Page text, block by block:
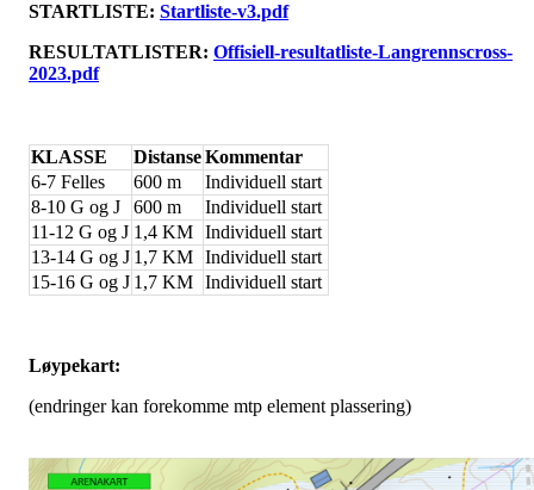
STARTLISTE: Startliste-v3.pdf
RESULTATLISTER: Offisiell-resultatliste-Langrennscross-
2023.pdf
KLASSE DistanseKommentar
6-7 Felles
600 m
Individuell start
8-10 G og J
600 m
Individuell start
11-12 G og J 1,4 KM Individuell start
13-14 G og J 1,7 KM Individuell start
15-16 G og J 1,7 KM Individuell start
Løypekart:
(endringer kan forekomme mtp element plassering)